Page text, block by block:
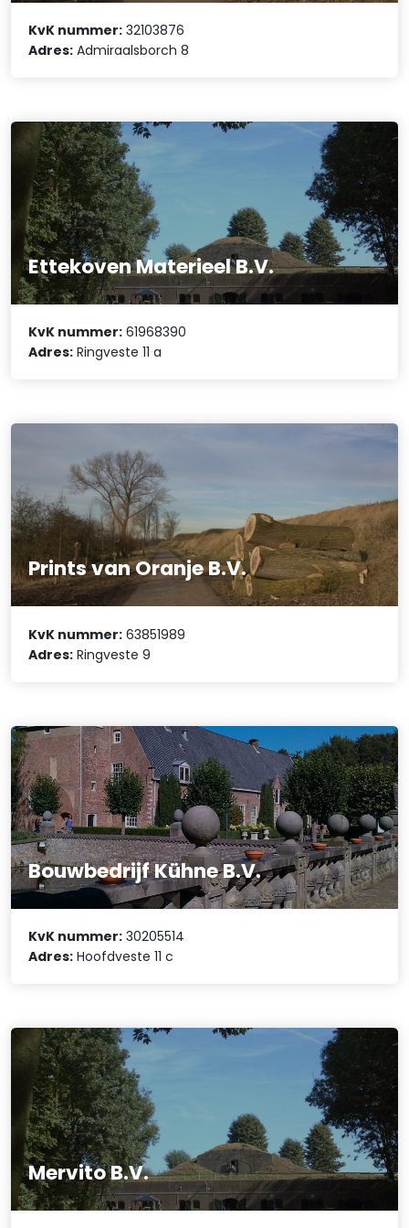
KvK nummer: 32103876
Adres: Admiraalsborch 8
Ettekoven Materieel B.V.
KvK nummer: 61968390
Adres: Ringveste 11 a
Prints van Oranje B.V.
KvK nummer: 63851989
Adres: Ringveste 9
Bouwbedrijf Kühne B.V.
KvK nummer: 30205514
Adres: Hoofdveste 11 c
Mervito B.V.